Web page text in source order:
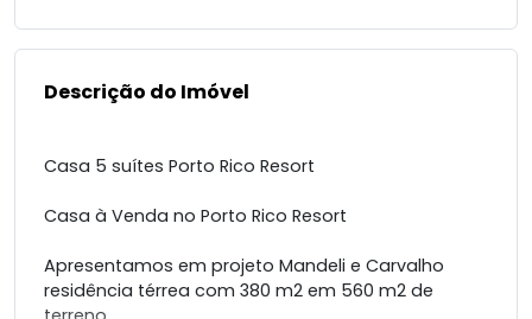
Descrição do Imóvel
Casa 5 suítes Porto Rico Resort
Casa à Venda no Porto Rico Resort
Apresentamos em projeto Mandeli e Carvalho
residência térrea com 380 m2 em 560 m2 de